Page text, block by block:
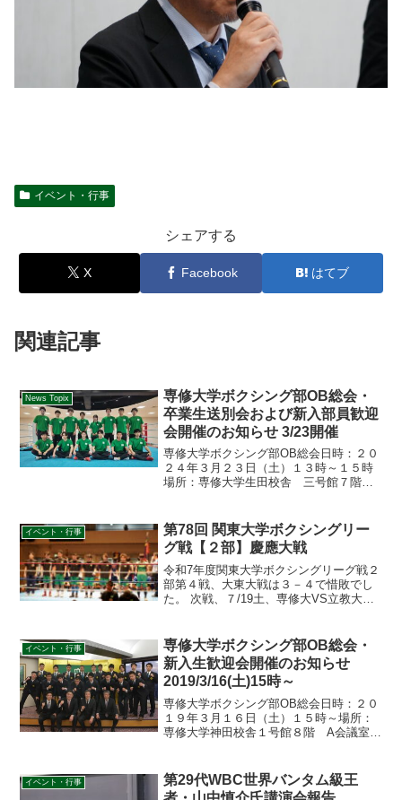
イベント・行事
シェアする
X Facebook はてブ
関連記事
News Topix
専修大学ボクシング部OB総会・
卒業生送別会および新入部員歓迎
会開催のお知らせ 3/23開催
専修大学ボクシング部OB総会日時：２０
２４年３月２３日（土）１３時～１５時
場所：専修大学生田校舎 三号館７階
１５時～１７時場所：専修大学生田校
舎 三号館７階 蒼翼の間...
イベント・行事
第78回 関東大学ボクシングリー
グ戦【２部】慶應大戦
令和7年度関東大学ボクシングリーグ戦２
部第４戦、大東大戦は３－４で惜敗でし
た。 次戦、７/19土、専修大VS立教大、2
イベント・行事
専修大学ボクシング部OB総会・
新入生歓迎会開催のお知らせ
2019/3/16(土)15時～
専修大学ボクシング部OB総会日時：２０
１９年３月１６日（土）１５時～場所：
専修大学神田校舎１号館８階 A会議室新
修大学神田校舎１号館８階 A会議室
イベント・行事
第29代WBC世界バンタム級王